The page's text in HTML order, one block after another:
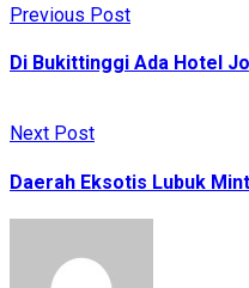
Previous Post
Di Bukittinggi Ada Hotel
Next Post
Daerah Eksotis Lubuk